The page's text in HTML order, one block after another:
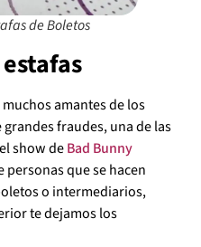
de Boletos
amantes de los
fraudes, una de las
show deBad Bunny
personas que se hacen
o intermediarios,
te dejamos los